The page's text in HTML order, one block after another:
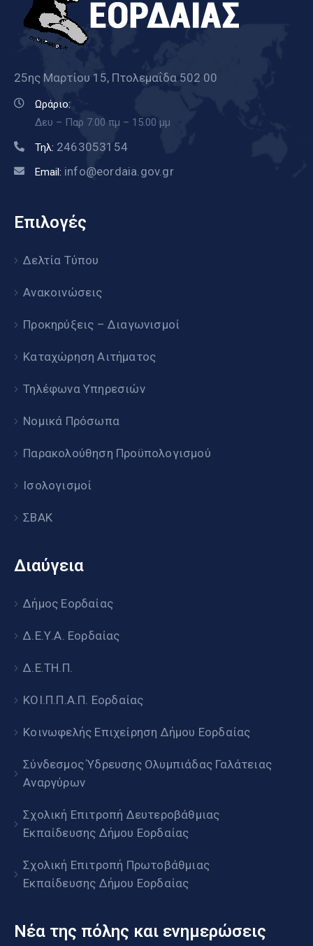
25ης Μαρτίου 15, Πτολεμαΐδα 502 00
Ωράριο:
Δευ – Παρ 7.00 πμ – 15.00 μμ
Τηλ: 2463053154
Email: info@eordaia.gov.gr
Επιλογές
Δελτία Τύπου
Ανακοινώσεις
Προκηρύξεις – Διαγωνισμοί
Καταχώρηση Αιτήματος
Τηλέφωνα Υπηρεσιών
Νομικά Πρόσωπα
Παρακολούθηση Προϋπολογισμού
Ισολογισμοί
ΣΒΑΚ
Διαύγεια
Δήμος Εορδαίας
Δ.Ε.Υ.Α. Εορδαίας
Δ.Ε.ΤΗ.Π.
ΚΟΙ.Π.Π.Α.Π. Εορδαίας
Κοινωφελής Επιχείρηση Δήμου Εορδαίας
Σύνδεσμος Ύδρευσης Ολυμπιάδας Γαλάτειας
Αναργύρων
Σχολική Επιτροπή Δευτεροβάθμιας
Εκπαίδευσης Δήμου Εορδαίας
Σχολική Επιτροπή Πρωτοβάθμιας
Εκπαίδευσης Δήμου Εορδαίας
Νέα της πόλης και ενημερώσεις